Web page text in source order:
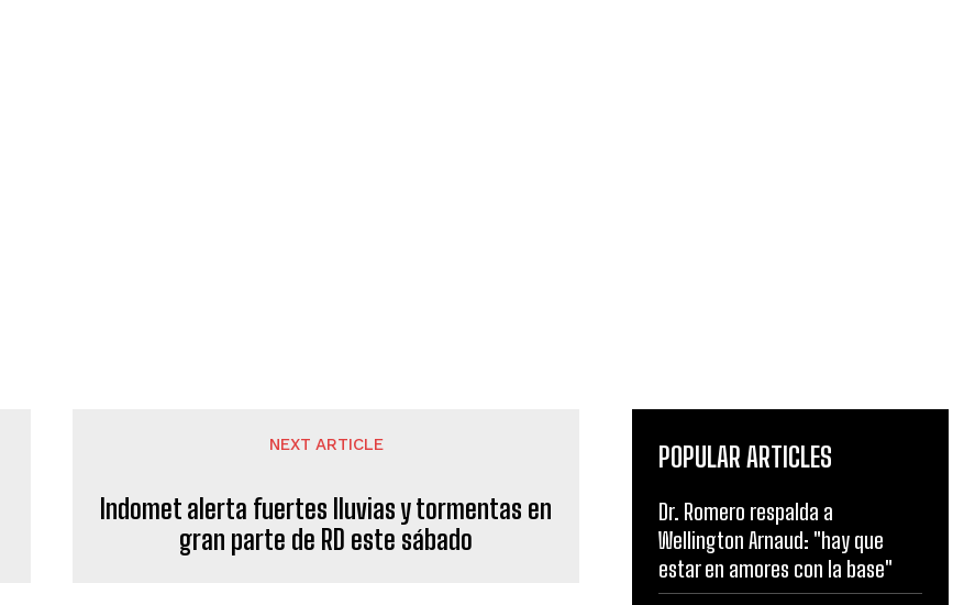
NEXT ARTICLE
Indomet alerta fuertes lluvias y tormentas en
gran parte de RD este sábado
POPULAR ARTICLES
Dr. Romero respalda a
Wellington Arnaud: "hay que
estar en amores con la base"